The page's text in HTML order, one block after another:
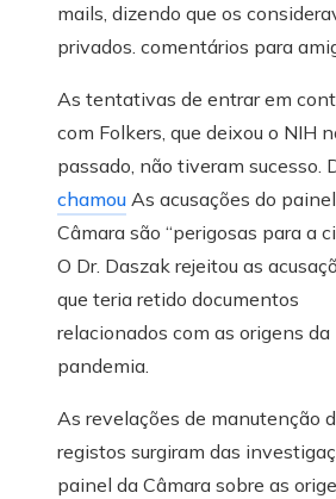
mails, dizendo que os
privados. comentários para
As tentativas de entrar em
com Folkers, que deixou o NIH
passado, não tiveram sucesso.
chamou As acusações do
Câmara são “perigosas para a
O Dr. Daszak rejeitou as
que teria retido documentos
relacionados com as origens da
pandemia.
As revelações de manutenção
registos surgiram das
painel da Câmara sobre as